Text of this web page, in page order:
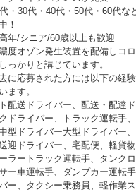
・30代・40代・50代・60代な
！
年/シニア/60歳以上も歓迎
度オゾン発生装置を配備しコ
っかりと講じています。
に応募された方には以下の経
ます。
配送ドライバー、配送・配達
ドライバー、トラック運転手
型ドライバー大型ドライバー
迎ドライバー、宅配便、軽貨物
ラートラック運転手、タンク
ー車運転手、ダンプカー運転
ー、タクシー乗務員、軽作業